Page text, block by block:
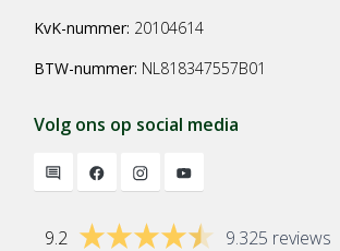
KvK-nummer: 20104614
BTW-nummer: NL818347557B01
Volg ons op social media
9.2 9.325 reviews